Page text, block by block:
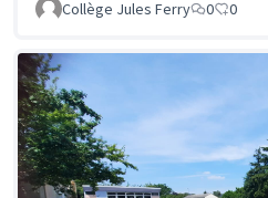
Collège Jules Ferry
0 0